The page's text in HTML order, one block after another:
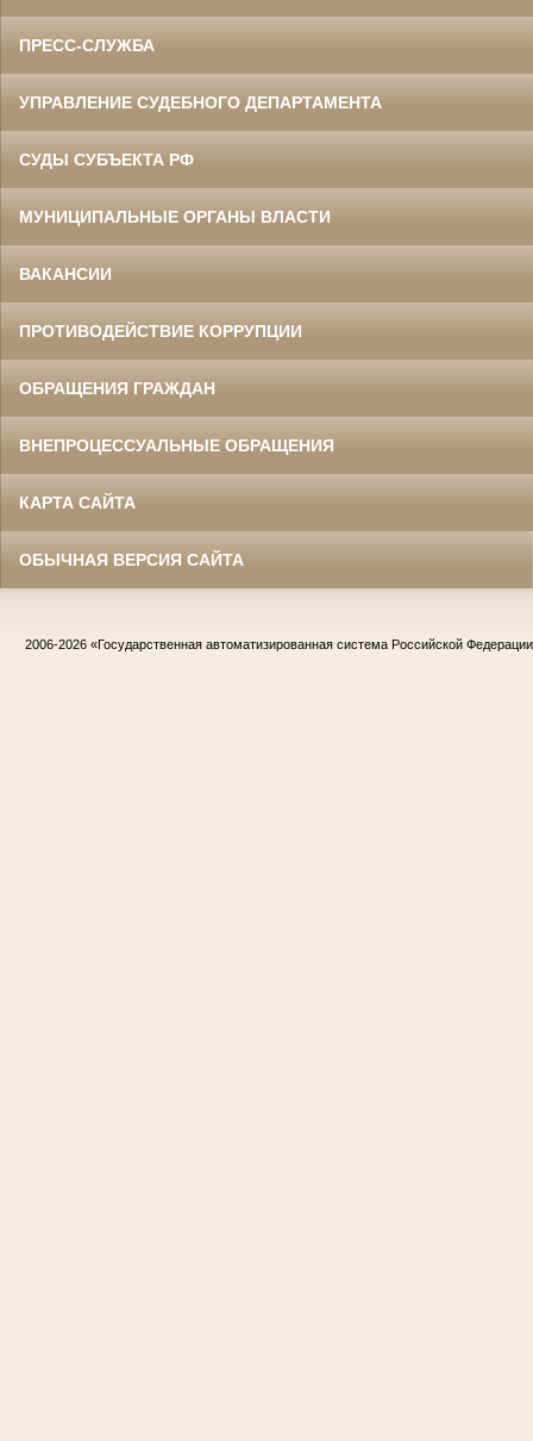
ПРЕСС-СЛУЖБА
УПРАВЛЕНИЕ СУДЕБНОГО ДЕПАРТАМЕНТА
СУДЫ СУБЪЕКТА РФ
МУНИЦИПАЛЬНЫЕ ОРГАНЫ ВЛАСТИ
ВАКАНСИИ
ПРОТИВОДЕЙСТВИЕ КОРРУПЦИИ
ОБРАЩЕНИЯ ГРАЖДАН
ВНЕПРОЦЕССУАЛЬНЫЕ ОБРАЩЕНИЯ
КАРТА САЙТА
ОБЫЧНАЯ ВЕРСИЯ САЙТА
2006-2026 «Государственная автоматизированная система Российской